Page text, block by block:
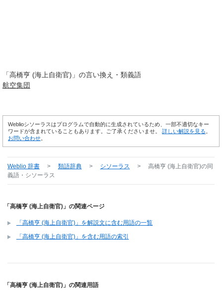
「高橋亨 (海上自衛官) 」の言い換え・類義語
航空集団
Weblioシソーラスはプログラムで自動的に生成されているため、一部不適切なキー
ワードが含まれていることもあります。ご了承くださいませ。 詳しい解説を見る
お問い合わせ
Weblio 辞書 > 類語辞典 > シソーラス > 高橋亨 (海上自衛官)の同
義語・シソーラス
「高橋亨 (海上自衛官)」の関連ページ
「高橋亨 (海上自衛官)」を解説文に含む用語の一覧
「高橋亨 (海上自衛官)」を含む用語の索引
「高橋亨 (海上自衛官)」の関連用語